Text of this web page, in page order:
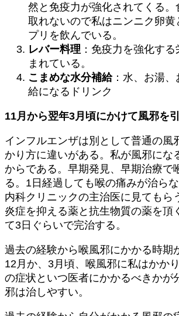
然と免疫力が強化されてくる。
取れないので私はニンニク卵黄
プリを飲んでいる。
レバー料理 ：免疫力を強化す
まれている。
こまめな水分補給：水、お湯、
給になるドリンク
11月から翌年3月頃にかけて風邪を
インフルエンザは別として普通の風
かり方に違いがある。私が風邪にな
からである。早期発見、早期治療で
る。1日経過しても喉の痛みが治ら
内科クリニックの主治医に見てもら
炎症を抑える薬と抗生物質の薬を頂
て3日ぐらいで完治する。
過去の経験から喉風邪にかかる時期
12月か、3月頃、喉風邪に私はかか
の症状といつ医者にかかるべきかが
邪は治しやすい。